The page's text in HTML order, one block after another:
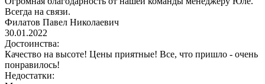
Всегда на связи.
Филатов Павел Николаевич
30.01.2022
Достоинства:
Качество на высоте! Цены приятные! Все, что пришло - очень
понравилось!
Недостатки: